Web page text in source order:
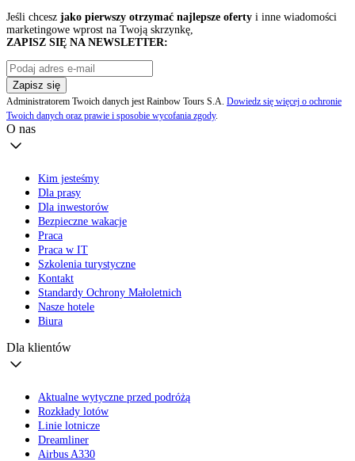
Jeśli chcesz jako pierwszy otrzymać najlepsze oferty i inne wiadomości
marketingowe wprost na Twoją skrzynkę,
ZAPISZ SIĘ NA NEWSLETTER:
Zapisz się
Administratorem Twoich danych jest Rainbow Tours S.A. Dowiedz się więcej o ochronie
Twoich danych oraz prawie i sposobie wycofania zgody.
O nas
Kim jesteśmy
Dla prasy
Dla inwestorów
Bezpieczne wakacje
Praca
Praca w IT
Szkolenia turystyczne
Kontakt
Standardy Ochrony Małoletnich
Nasze hotele
Biura
Dla klientów
Aktualne wytyczne przed podróżą
Rozkłady lotów
Linie lotnicze
Dreamliner
Airbus A330